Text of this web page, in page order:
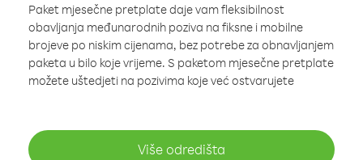
Paket mjesečne pretplate daje vam fleksibilnost
obavljanja međunarodnih poziva na fiksne i mobilne
brojeve po niskim cijenama, bez potrebe za obnavljanjem
paketa u bilo koje vrijeme. S paketom mjesečne pretplate
možete uštedjeti na pozivima koje već ostvarujete
Više odredišta